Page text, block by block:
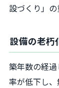
設づくり」の
設備の老朽
築年数の経
率が低下し